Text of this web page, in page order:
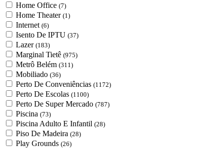
Home Office (7)
Home Theater (1)
Internet (6)
Isento De IPTU (37)
Lazer (183)
Marginal Tietê (975)
Metrô Belém (311)
Mobiliado (36)
Perto De Conveniências (1172)
Perto De Escolas (1100)
Perto De Super Mercado (787)
Piscina (73)
Piscina Adulto E Infantil (28)
Piso De Madeira (28)
Play Grounds (26)